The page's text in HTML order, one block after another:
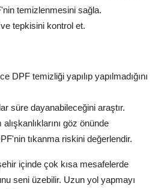
temizlenmesini sağla.
tepkisini kontrol et.
DPF temizliği yapılıp yapılmadığını
süre dayanabileceğini araştır.
alışkanlıklarını göz önünde
tıkanma riskini değerlendir.
içinde çok kısa mesafelerde
seni üzebilir. Uzun yol yapmayı